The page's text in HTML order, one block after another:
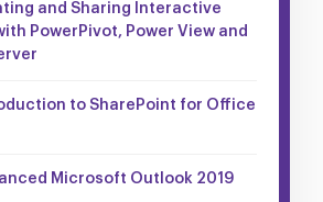
and Sharing Interactive
PowerPivot, Power View and
to SharePoint for Office
Microsoft Outlook 2019